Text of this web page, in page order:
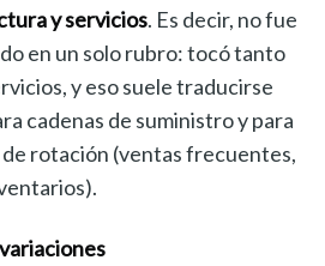
y servicios. Es decir, no fue
en un solo rubro: tocó tanto
y eso suele traducirse
cadenas de suministro y para
rotación (ventas frecuentes,